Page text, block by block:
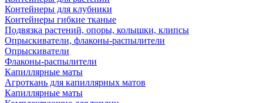
Контейнеры для клубники
Контейнеры гибкие тканые
Подвязка растений, опоры, колышки, клипсы
Опрыскиватели, флаконы-распылители
Опрыскиватели
Флаконы-распылители
Капиллярные маты
Агроткань для капиллярных матов
Капиллярные маты